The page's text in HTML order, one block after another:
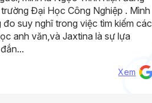
Đại Học Công Nghiệp . Mình
đo suy nghĩ trong việc tìm kiếm các
anh văn,và Jaxtina là sự lựa
Xem